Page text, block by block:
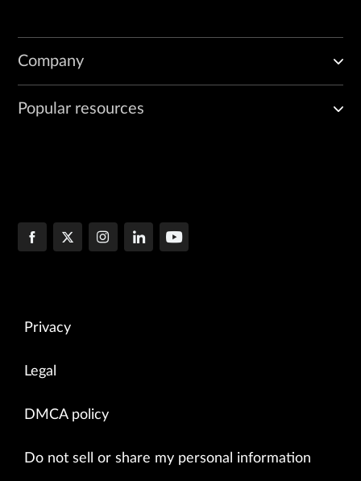
Company
Popular resources
Privacy
Legal
DMCA policy
Do not sell or share my personal information